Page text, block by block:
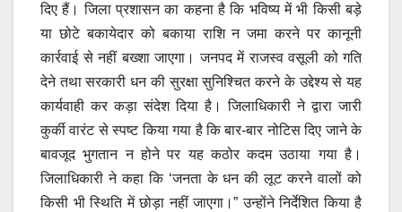
दिए हैं। जिला प्रशासन का कहना है कि भविष्य में भी किसी बड़े
या छोटे बकायेदार को बकाया राशि न जमा करने पर कानूनी
कार्रवाई से नहीं बख्शा जाएगा। जनपद में राजस्व वसूली को गति
देने तथा सरकारी धन की सुरक्षा सुनिश्चित करने के उद्देश्य से यह
कार्यवाही कर कड़ा संदेश दिया है। जिलाधिकारी ने द्वारा जारी
कुर्की वारंट से स्पष्ट किया गया है कि बार-बार नोटिस दिए जाने के
बावजूद भुगतान न होने पर यह कठोर कदम उठाया गया है।
जिलाधिकारी ने कहा कि ‘जनता के धन की लूट करने वालों को
किसी भी स्थिति में छोड़ा नहीं जाएगा।” उन्होंने निर्देशित किया है